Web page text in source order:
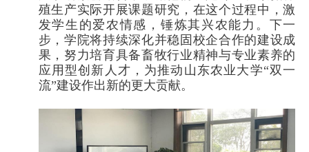
殖生产实际开展课题研究，在这个过程中，激
发学生的爱农情感，锤炼其兴农能力。下一
步，学院将持续深化并稳固校企合作的建设成
果，努力培育具备畜牧行业精神与专业素养的
应用型创新人才，为推动山东农业大学“双一
流”建设作出新的更大贡献。